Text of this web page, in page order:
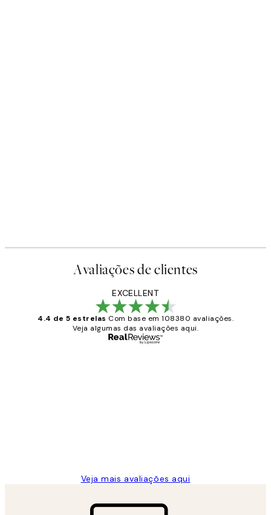
Avaliações de clientes
EXCELLENT
4.4 de 5 estrelas Com base em 108380 avaliações.
Veja algumas das avaliações aqui.
Veja mais avaliações aqui